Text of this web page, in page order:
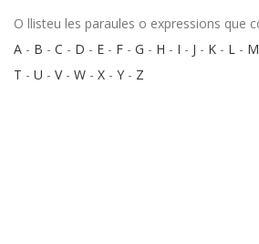
O llisteu les paraules o expressions que
A - B - C - D - E - F - G - H - I - J - K - L - M
T - U - V- W - X - Y - Z